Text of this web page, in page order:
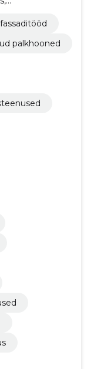
fassaaditööde
fassaditööd
palkhooned